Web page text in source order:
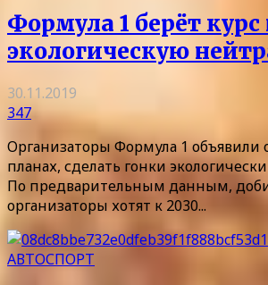
Формула 1 берёт курс
экологическую
30.11.2019
347
Организаторы Формула 1 объявили
планах, сделать гонки
По предварительным данным,
организаторы хотят к 2030...
АВТОСПОРТ